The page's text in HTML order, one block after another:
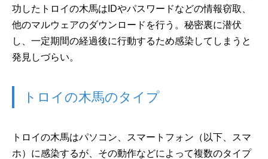
功したトロイの木馬はIDやパスワードなどの情報窃取、
他のマルウェアのダウンロードを行う。秘密裏に潜伏
し、一定期間の経過後に行動するため感染してしまうと
発見しづらい。
トロイの木馬のタイプ
トロイの木馬はパソコン、スマートフォン（以下、スマ
ホ）に感染するが、その動作などによって複数のタイプ